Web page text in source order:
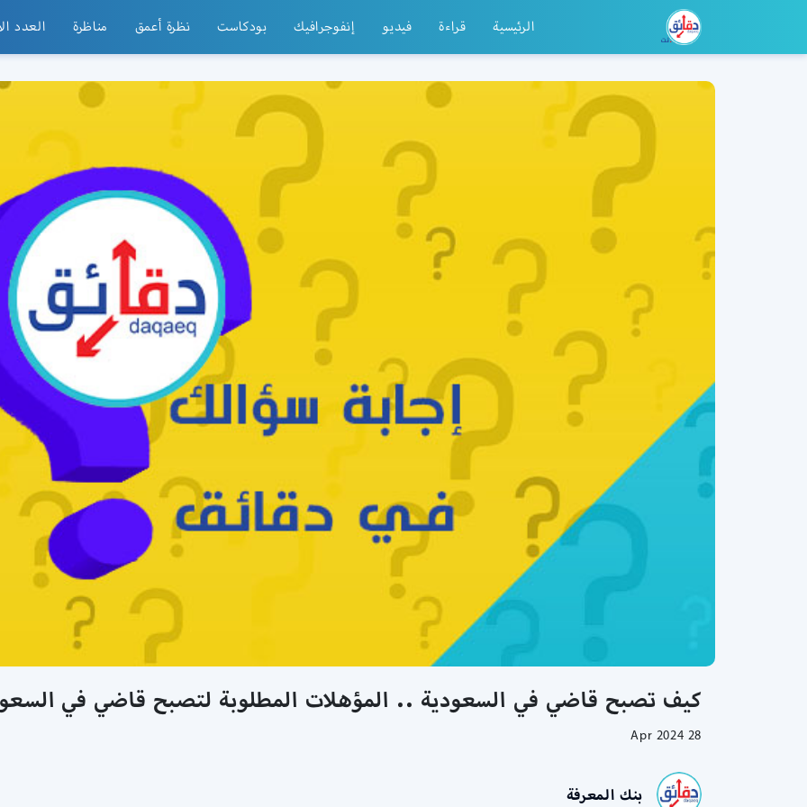
الرئيسية قراءة فيديو إنفوجرافيك بودكاست نظرة أعمق مناظرة العدد
كيف تصبح قاضي في السعودية .. المؤهلات المطلوبة لتصبح قاضي في
28 Apr 2024
بنك المعرفة